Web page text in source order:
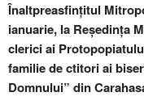
Înaltpreasfințitul
ianuarie, la Reședința
clerici ai
familie de ctitori ai
Domnului” din